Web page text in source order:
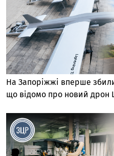
На Запоріжжі вперше
що відомо про новий дрон